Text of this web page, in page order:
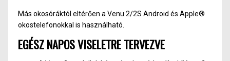
Más okosóráktól eltérően a Venu 2/2S Android és Apple®
okostelefonokkal is használható.
EGÉSZ NAPOS VISELETRE TERVEZVE